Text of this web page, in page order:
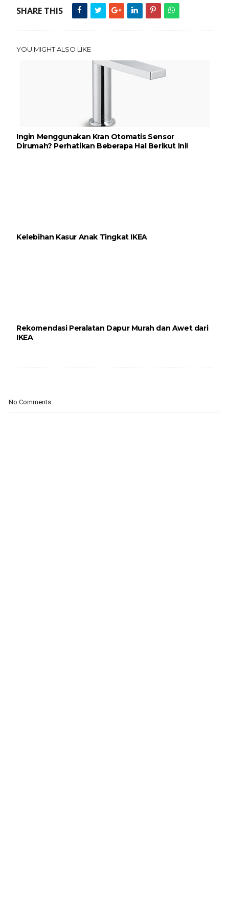
SHARE THIS
YOU MIGHT ALSO LIKE
Ingin Menggunakan Kran Otomatis Sensor
Dirumah? Perhatikan Beberapa Hal Berikut Ini!
Kelebihan Kasur Anak Tingkat IKEA
Rekomendasi Peralatan Dapur Murah dan Awet dari
IKEA
No Comments: